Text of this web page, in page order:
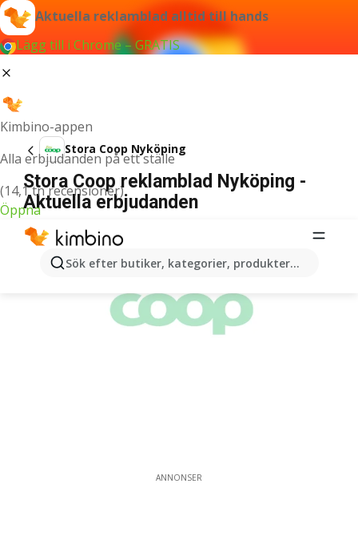
Aktuella reklamblad alltid till hands
Lägg till i Chrome – GRATIS
Kimbino-appen
Alla erbjudanden på ett ställe
(14,1 tn recensioner)
Öppna
Sök efter butiker, kategorier, produkter...
Stora Coop Nyköping
Stora Coop reklamblad Nyköping -
Aktuella erbjudanden
ANNONSER